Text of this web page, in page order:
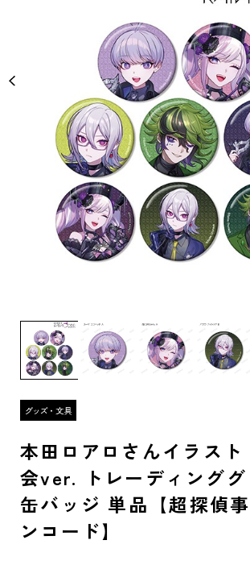
本田ロアロさんイラスト
会ver. トレーディンググ
缶バッジ 単品【超探偵
ンコード】